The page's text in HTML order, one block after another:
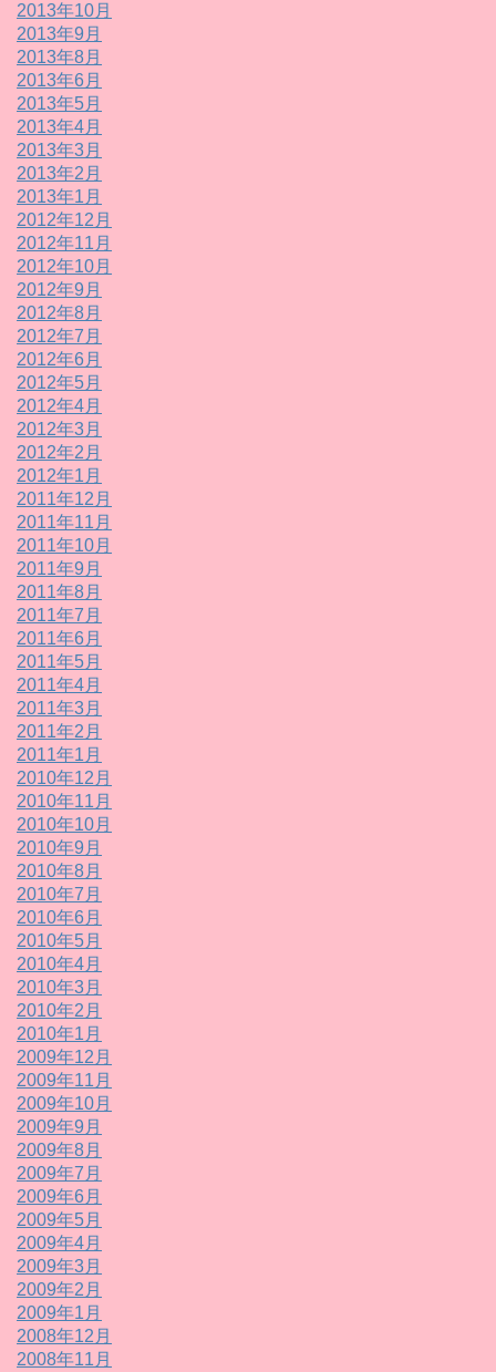
2013年10月
2013年9月
2013年8月
2013年6月
2013年5月
2013年4月
2013年3月
2013年2月
2013年1月
2012年12月
2012年11月
2012年10月
2012年9月
2012年8月
2012年7月
2012年6月
2012年5月
2012年4月
2012年3月
2012年2月
2012年1月
2011年12月
2011年11月
2011年10月
2011年9月
2011年8月
2011年7月
2011年6月
2011年5月
2011年4月
2011年3月
2011年2月
2011年1月
2010年12月
2010年11月
2010年10月
2010年9月
2010年8月
2010年7月
2010年6月
2010年5月
2010年4月
2010年3月
2010年2月
2010年1月
2009年12月
2009年11月
2009年10月
2009年9月
2009年8月
2009年7月
2009年6月
2009年5月
2009年4月
2009年3月
2009年2月
2009年1月
2008年12月
2008年11月